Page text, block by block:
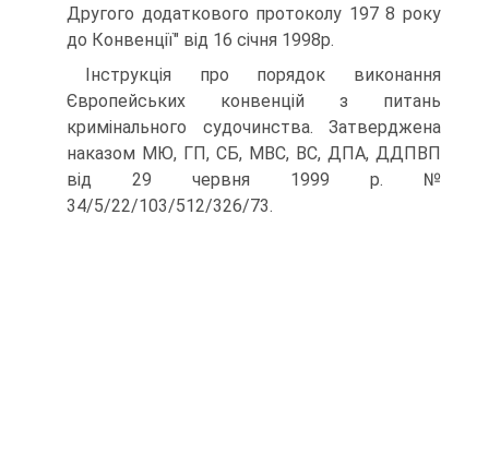
Другого додаткового протоколу 197 8 року
до Конвенції" від 16 січня 1998р.
Інструкція про порядок виконання
Європейських конвенцій з питань
кримінального судочинства. Затверджена
наказом МЮ, ГП, СБ, МВС, ВС, ДПА, ДДПВП
від 29 червня 1999 p. №
34/5/22/103/512/326/73.